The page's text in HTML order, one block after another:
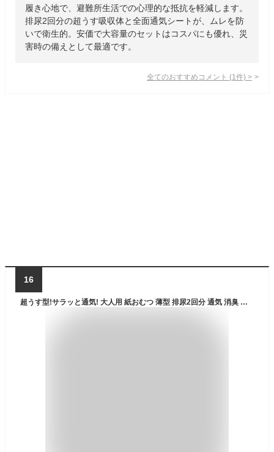
履き心地で、避難所生活での心理的な抵抗を軽減します。
排尿2回分の超うす吸収体と全面通気シートが、ムレを防
いで衛生的。安価で大容量のセットはコスパにも優れ、災
害時の備えとして最適です。
全てのおすすめコメント (1 件) >
16
超うす型!サラッと通気! 大人用 紙おむつ 薄型 排尿2回分 通気 消臭 はくパンツ Mサイズ 24枚 48枚 施設 介護 福祉 介護用品 シニア 高齢者 在宅介護 看護 大人 オムツ おむつ うす型パンツ お出掛け 【 ライフリー 超うす型下着感覚パンツ M 2袋 】